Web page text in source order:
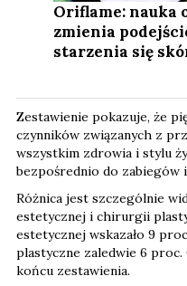
Oriflame: nauka
zmienia
starzenia się
Zestawienie pokazuje, że
czynników związanych z
wszystkim zdrowia i stylu
bezpośrednio do zabiegów
Różnica jest szczególnie
estetycznej i chirurgii
estetycznej wskazało 9
plastyczne zaledwie 6 proc.
końcu zestawienia.